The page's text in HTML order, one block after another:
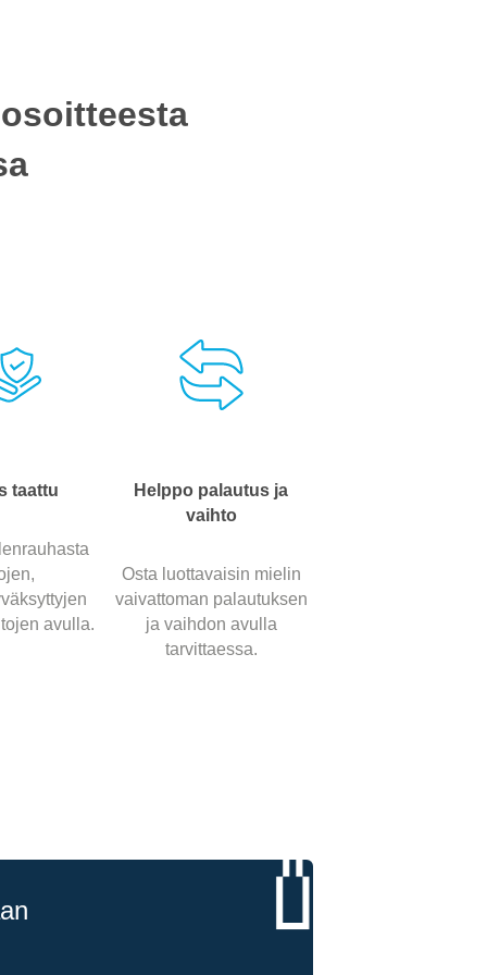
taattu
avulla.
Helppo palautus ja
vaihto
Osta luottavaisin mielin
vaivattoman palautuksen
ja vaihdon avulla
tarvittaessa.
🏏